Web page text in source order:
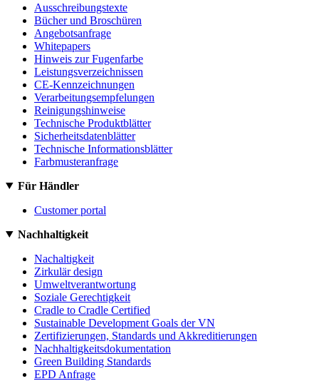
Ausschreibungstexte
Bücher und Broschüren
Angebotsanfrage
Whitepapers
Hinweis zur Fugenfarbe
Leistungsverzeichnissen
CE-Kennzeichnungen
Verarbeitungsempfelungen
Reinigungshinweise
Technische Produktblätter
Sicherheitsdatenblätter
Technische Informationsblätter
Farbmusteranfrage
Für Händler
Customer portal
Nachhaltigkeit
Nachaltigkeit
Zirkulär design
Umweltverantwortung
Soziale Gerechtigkeit
Cradle to Cradle Certified
Sustainable Development Goals der VN
Zertifizierungen, Standards und Akkreditierungen
Nachhaltigkeitsdokumentation
Green Building Standards
EPD Anfrage